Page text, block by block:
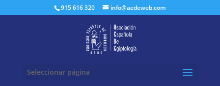
915 616 320 info@aedeweb.com
Seleccionar página